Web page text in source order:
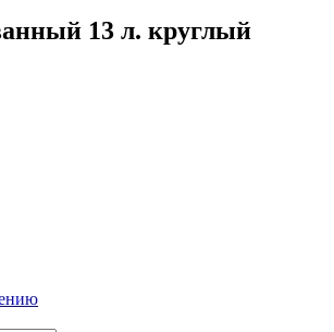
13 л. круглый